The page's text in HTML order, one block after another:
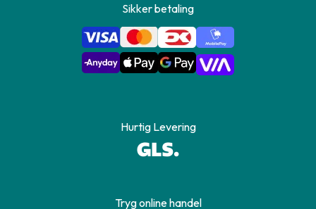
Sikker betaling
Hurtig Levering
Tryg online handel